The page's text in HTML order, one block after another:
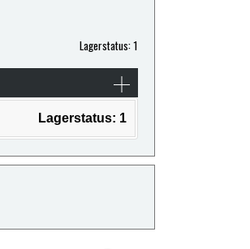
Lagerstatus: 1
Lagerstatus: 1